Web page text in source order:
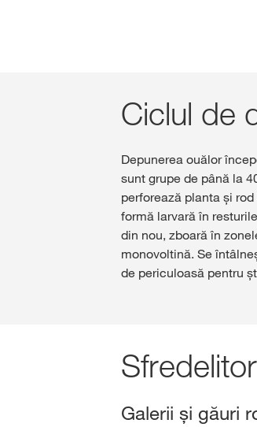
Ciclul de
Depunerea ouălor
sunt grupe de până la
perforează planta și
formă larvară în
din nou, zboară în
monovoltină. Se
de periculoasă pentru
Galerii și găuri